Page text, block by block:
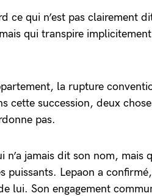
ce qui n’est pas clairement
qui transpire
la rupture
cette succession, deux
pas.
n’a jamais dit son nom, mais
puissants. Lepaon a
lui. Son engagement